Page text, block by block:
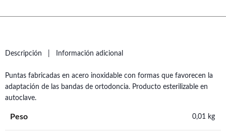
Descripción Información adicional
Puntas fabricadas en acero inoxidable con formas que favorecen la
adaptación de las bandas de ortodoncia. Producto esterilizable en
autoclave.
Peso 0,01 kg